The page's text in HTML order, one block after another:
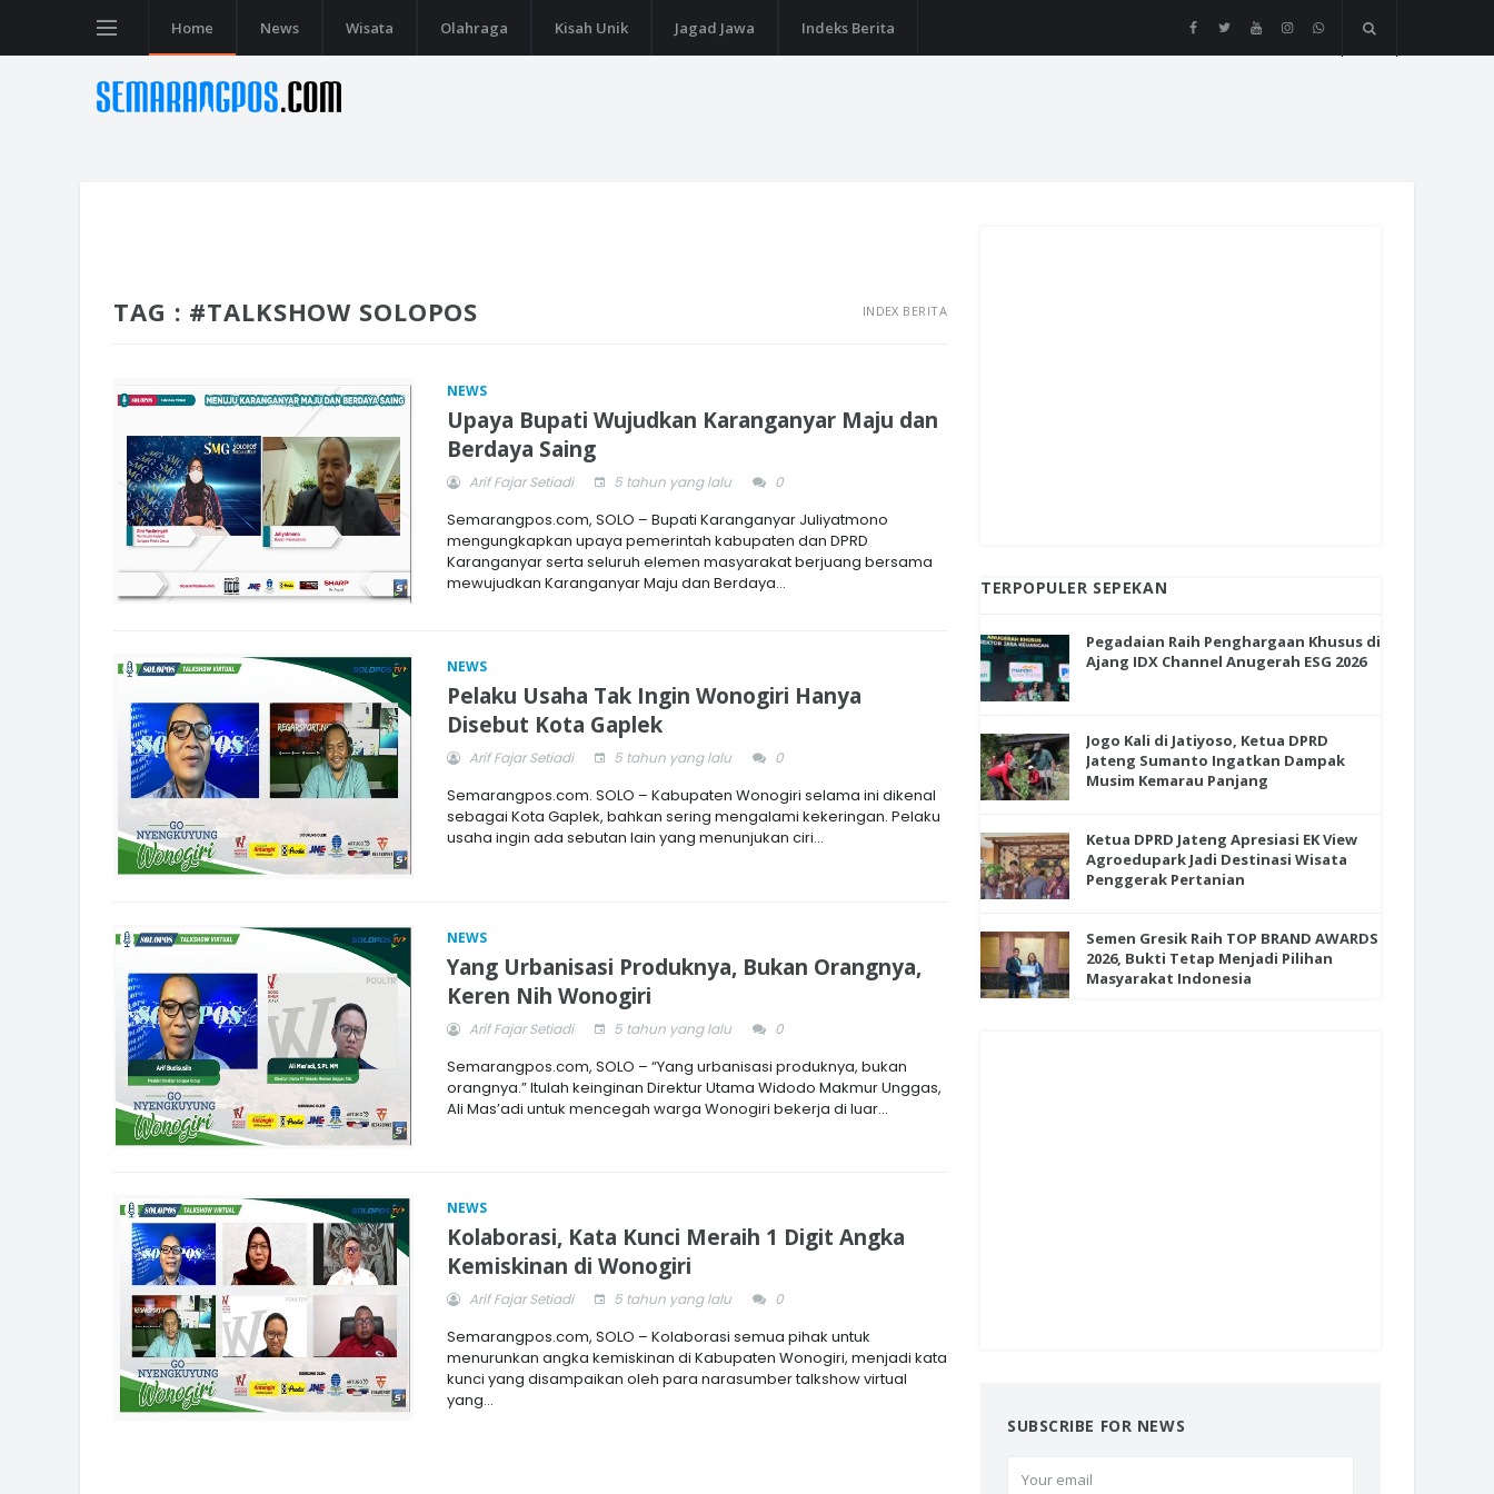
Home News Wisata Olahraga Kisah Unik Jagad Jawa Indeks Berita
TAG : #TALKSHOW SOLOPOS INDEX BERITA
NEWS
Upaya Bupati Wujudkan Karanganyar Maju dan
Berdaya Saing
Arif Fajar Setiadi 5 tahun yang lalu 0
Semarangpos.com, SOLO – Bupati Karanganyar Juliyatmono
mengungkapkan upaya pemerintah kabupaten dan DPRD
Karanganyar serta seluruh elemen masyarakat berjuang bersama
mewujudkan Karanganyar Maju dan Berdaya...
NEWS
Pelaku Usaha Tak Ingin Wonogiri Hanya
Disebut Kota Gaplek
Arif Fajar Setiadi 5 tahun yang lalu 0
Semarangpos.com. SOLO – Kabupaten Wonogiri selama ini dikenal
sebagai Kota Gaplek, bahkan sering mengalami kekeringan. Pelaku
usaha ingin ada sebutan lain yang menunjukan ciri...
NEWS
Yang Urbanisasi Produknya, Bukan Orangnya,
Keren Nih Wonogiri
Arif Fajar Setiadi 5 tahun yang lalu 0
Semarangpos.com, SOLO – “Yang urbanisasi produknya, bukan
orangnya.” Itulah keinginan Direktur Utama Widodo Makmur Unggas,
Ali Mas’adi untuk mencegah warga Wonogiri bekerja di luar...
NEWS
Kolaborasi, Kata Kunci Meraih 1 Digit Angka
Kemiskinan di Wonogiri
Arif Fajar Setiadi 5 tahun yang lalu 0
Semarangpos.com, SOLO – Kolaborasi semua pihak untuk
menurunkan angka kemiskinan di Kabupaten Wonogiri, menjadi kata
kunci yang disampaikan oleh para narasumber talkshow virtual
yang...
TERPOPULER SEPEKAN
Pegadaian Raih Penghargaan Khusus di
Ajang IDX Channel Anugerah ESG 2026
Jogo Kali di Jatiyoso, Ketua DPRD
Jateng Sumanto Ingatkan Dampak
Musim Kemarau Panjang
Ketua DPRD Jateng Apresiasi EK View
Agroedupark Jadi Destinasi Wisata
Penggerak Pertanian
Semen Gresik Raih TOP BRAND AWARDS
2026, Bukti Tetap Menjadi Pilihan
Masyarakat Indonesia
SUBSCRIBE FOR NEWS